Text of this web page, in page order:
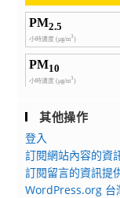
其他操作
登入
訂閱網站內容的資
訂閱留言的資訊提
WordPress.org 台